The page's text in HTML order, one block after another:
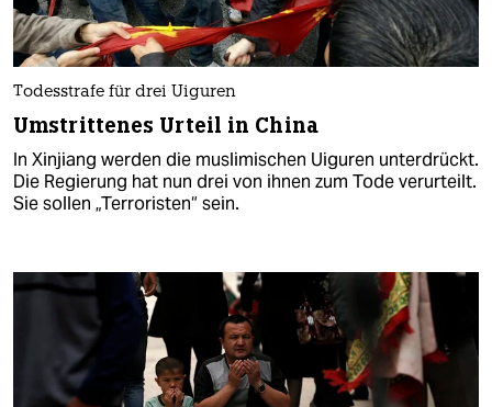
Todesstrafe für drei Uiguren
Umstrittenes Urteil in China
In Xinjiang werden die muslimischen Uiguren unterdrückt.
Die Regierung hat nun drei von ihnen zum Tode verurteilt.
Sie sollen „Terroristen“ sein.